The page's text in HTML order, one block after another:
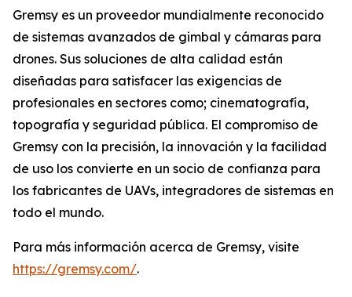
Gremsy es un proveedor mundialmente reconocido
de sistemas avanzados de gimbal y cámaras para
drones. Sus soluciones de alta calidad están
diseñadas para satisfacer las exigencias de
profesionales en sectores como; cinematografía,
topografía y seguridad pública. El compromiso de
Gremsy con la precisión, la innovación y la facilidad
de uso los convierte en un socio de confianza para
los fabricantes de UAVs, integradores de sistemas en
todo el mundo.
Para más información acerca de Gremsy, visite
https://gremsy.com/.